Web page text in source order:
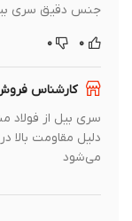
جنس دقیق سری بیل و
کارشناس فروش کی
دلیل مقاومت بالا در
می‌شود